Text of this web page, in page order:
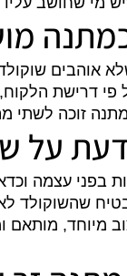
עליו
שוקולד או
הלקוח, הוא
לשתי
עצמה וכדאי
לא נמס
מותאם